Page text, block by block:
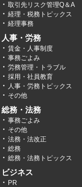
取引先リスク管理Q＆A
経理・税務トピックス
経理事務
人事・労務
賃金・人事制度
事務ごよみ
労務管理・トラブル
採用・社員教育
人事・労務トピックス
その他
総務・法務
事務ごよみ
その他
法務・法改正
総務
総務・法務トピックス
ビジネス
PR